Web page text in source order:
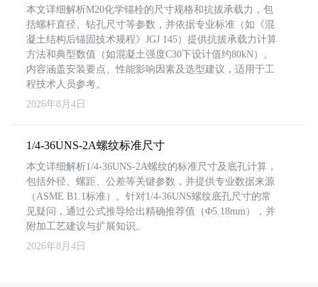
本文详细解析M20化学锚栓的尺寸规格和抗拔承载力，包
括螺杆直径、钻孔尺寸等参数，并依据专业标准（如《混
凝土结构后锚固技术规程》JGJ 145）提供抗拔承载力计算
方法和典型数值（如混凝土强度C30下设计值约80kN）。
内容涵盖安装要点、性能影响因素及选型建议，适用于工
程技术人员参考。
2026年8月4日
1/4-36UNS-2A螺纹标准尺寸
本文详细解析1/4-36UNS-2A螺纹的标准尺寸及底孔计算，
包括外径、螺距、公差等关键参数，并提供专业数据来源
（ASME B1.1标准）。针对1/4-36UNS螺纹底孔尺寸的常
见疑问，通过公式推导给出精确推荐值（Φ5.18mm），并
附加工艺建议与扩展知识。
2026年8月4日